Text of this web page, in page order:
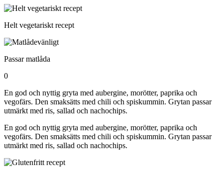
Helt vegetariskt recept
Passar matlåda
0
En god och nyttig gryta med aubergine, morötter, paprika och
vegofärs. Den smaksätts med chili och spiskummin. Grytan passar
utmärkt med ris, sallad och nachochips.
En god och nyttig gryta med aubergine, morötter, paprika och
vegofärs. Den smaksätts med chili och spiskummin. Grytan passar
utmärkt med ris, sallad och nachochips.